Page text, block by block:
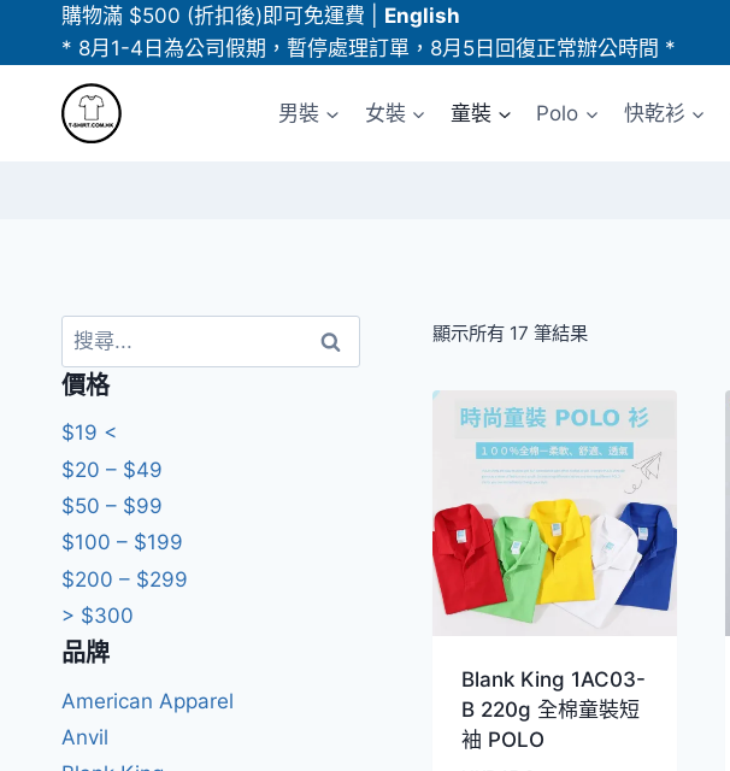
購物滿 $500 (折扣後)即可免運費
English
* 8月1-4日為公司假期，暫停處理訂單，8月5日回復正常辦公時間 *
男裝 女裝 童裝 Polo 快乾衫
顯示所有 17 筆結果
Blank King 1AC03-
B 220g 全棉童裝短
袖 POLO
搜
尋
關
鍵
字:
價格
$19 <
$20 – $49
$50 – $99
$100 – $199
$200 – $299
> $300
品牌
American Apparel
Anvil